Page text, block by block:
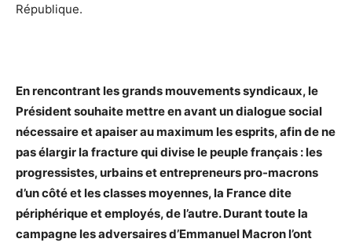
République.
En rencontrant les grands mouvements syndicaux, le
Président souhaite mettre en avant un dialogue social
nécessaire et apaiser au maximum les esprits, afin de ne
pas élargir la fracture qui divise le peuple français : les
progressistes, urbains et entrepreneurs pro-macrons
d’un côté et les classes moyennes, la France dite
périphérique et employés, de l’autre. Durant toute la
campagne les adversaires d’Emmanuel Macron l’ont